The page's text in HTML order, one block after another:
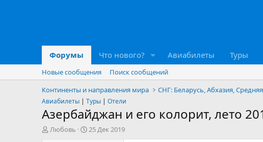
Форумы Что нового? Авиабилеты Туры
Новые сообщения
Поиск сообщений
Континенты и направления мира
СНГ: Беларусь, Абхазия,
Авиабилеты | Туры | Отели
Азербайджан и его колорит, лето
А
Любовь
Д
25 Дек 2019